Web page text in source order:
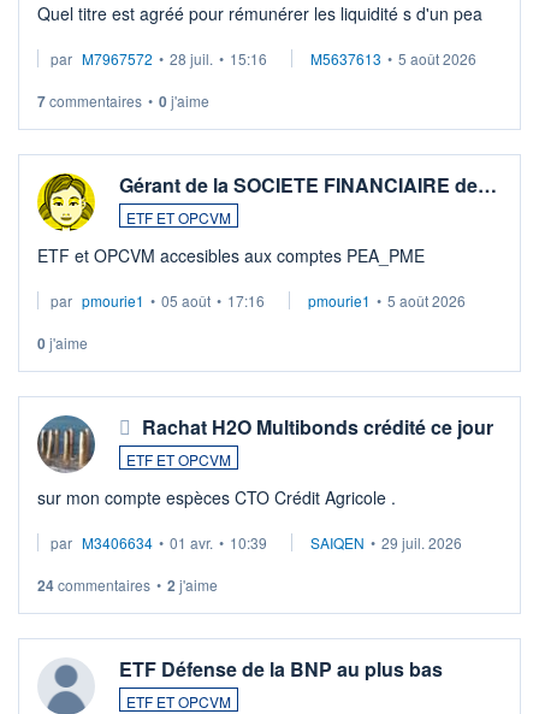
Quel titre est agréé pour rémunérer les liquidité s d'un pea
par M7967572 • 28 juil. • 15:16 M5637613 • 5 août 2026
7commentaires • 0j'aime
Gérant de la SOCIETE FINANCIAIRE de…
ETF ET OPCVM
ETF et OPCVM accesibles aux comptes PEA_PME
par pmourie1 • 05 août • 17:16 pmourie1 • 5 août 2026
0j'aime
Rachat H2O Multibonds crédité ce jour
ETF ET OPCVM
sur mon compte espèces CTO Crédit Agricole .
par M3406634 • 01 avr. • 10:39 SAIQEN • 29 juil. 2026
24commentaires • 2 j'aime
ETF Défense de la BNP au plus bas
ETF ET OPCVM